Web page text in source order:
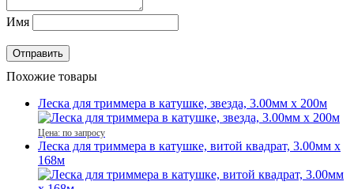
Имя
Похожие товары
Леска для триммера в катушке, звезда, 3.00мм x 200м
Цена: по запросу
Леска для триммера в катушке, витой квадрат, 3.00мм x
168м